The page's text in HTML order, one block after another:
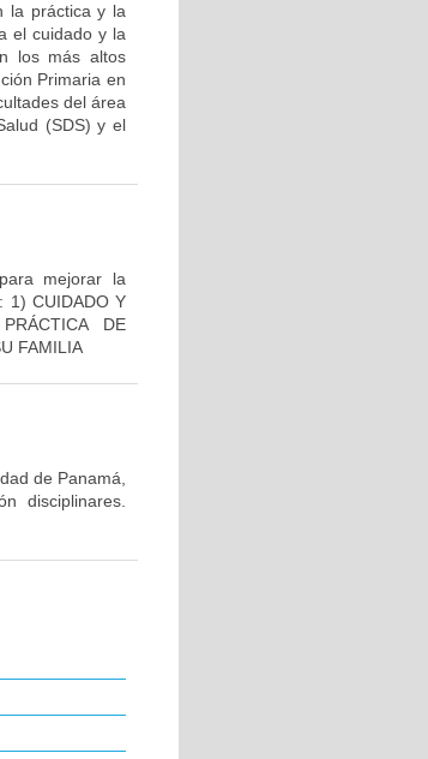
la práctica y la
el cuidado y la
los más altos
Primaria en
del área
(SDS) y el
mejorar la
1) CUIDADO Y
DE
FAMILIA
de Panamá,
disciplinares.